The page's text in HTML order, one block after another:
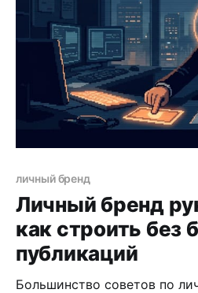
личный бренд
Личный бренд
как строить без
публикаций
Большинство советов по